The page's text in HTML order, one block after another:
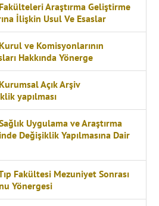
Araştırma Geliştirme
İlişkin Usul Ve Esaslar
ve Komisyonlarının
Hakkında Yönerge
Açık Arşiv
yapılması
Uygulama ve Araştırma
Değişiklik Yapılmasına Dair
Fakültesi Mezuniyet Sonrası
Yönergesi